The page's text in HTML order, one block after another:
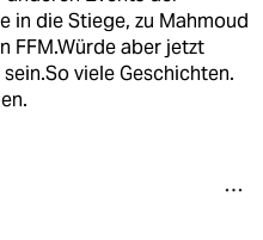
in die Stiege, zu Mahmoud
FFM.Würde aber jetzt
viele Geschichten.